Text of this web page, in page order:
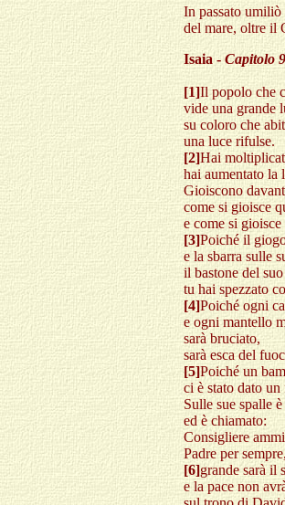
In passato
del mare, oltre il
Isaia - Capitolo 9
[1]Il popolo che
vide una grande
su coloro che
una luce rifulse.
[2]Hai
hai aumentato la
Gioiscono
come si gioisce
e come si
[3]Poiché il
e la sbarra sulle
il bastone del
tu hai spezzato
[4]Poiché ogni
e ogni mantello
sarà bruciato,
sarà esca del
[5]Poiché un
ci è stato dato
Sulle sue spalle
ed è chiamato:
Consigliere
Padre per
[6]grande sarà il
e la pace non